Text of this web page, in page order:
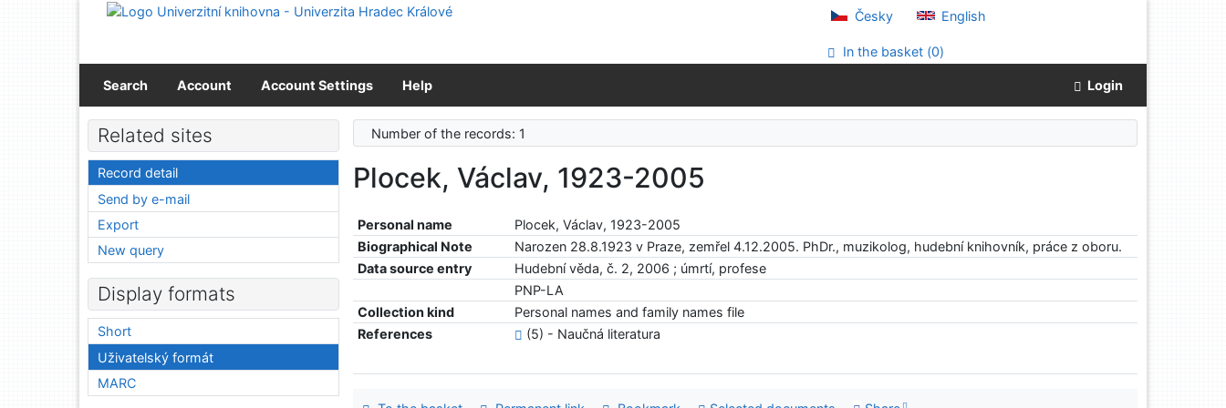
Go to content
Česky English
In the basket (0)
Search Account Account Settings Help Login
Number of the records: 1
Plocek, Václav, 1923-2005
Personal name
Plocek, Václav, 1923-2005
Biographical Note
Narozen 28.8.1923 v Praze, zemřel 4.12.2005. PhDr., muzikolog, hudební knihovník, práce z oboru.
Data source entry
Hudební věda, č. 2, 2006 ; úmrtí, profese
PNP-LA
Collection kind
Personal names and family names file
References
(5) - Naučná literatura
Related sites
Record detail
Send by e-mail
Export
New query
Display formats
Short
Uživatelský formát
MARC